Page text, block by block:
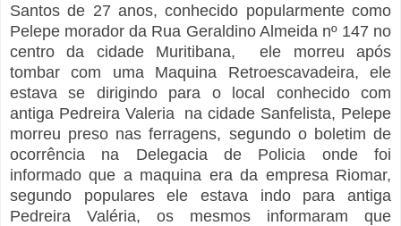
Santos de 27 anos, conhecido popularmente como
Pelepe morador da Rua Geraldino Almeida nº 147 no
centro da cidade Muritibana, ele morreu após
tombar com uma Maquina Retroescavadeira, ele
estava se dirigindo para o local conhecido com
antiga Pedreira Valeria na cidade Sanfelista, Pelepe
morreu preso nas ferragens, segundo o boletim de
ocorrência na Delegacia de Policia onde foi
informado que a maquina era da empresa Riomar,
segundo populares ele estava indo para antiga
Pedreira Valéria, os mesmos informaram que